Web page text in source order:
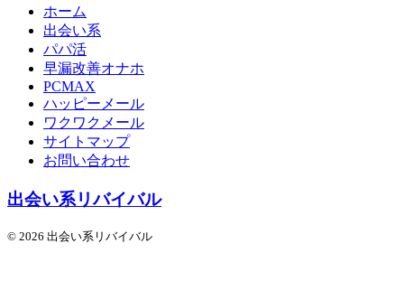
ホーム
出会い系
パパ活
早漏改善オナホ
PCMAX
ハッピーメール
ワクワクメール
サイトマップ
お問い合わせ
出会い系リバイバル
© 2026 出会い系リバイバル